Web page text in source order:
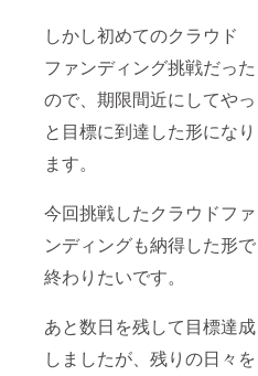
しかし初めてのクラウド
ファンディング挑戦だった
ので、期限間近にしてやっ
と目標に到達した形になり
ます。
今回挑戦したクラウドファ
ンディングも納得した形で
終わりたいです。
あと数日を残して目標達成
しましたが、残りの日々を